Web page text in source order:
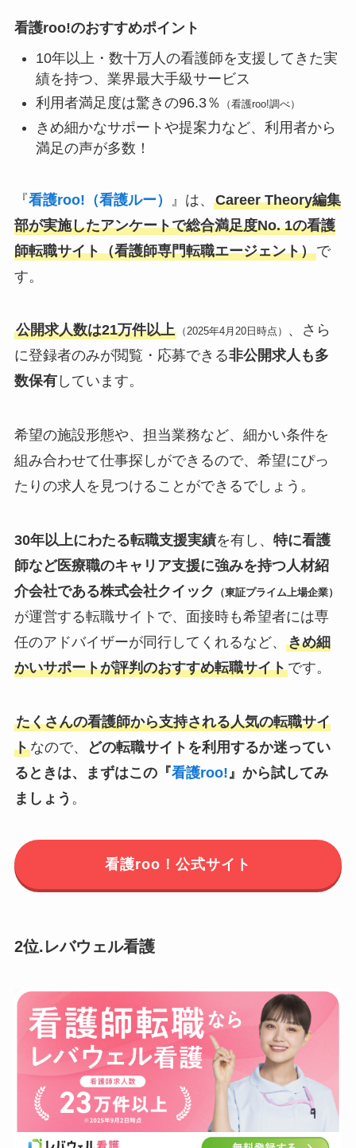
看護roo!のおすすめポイント
10年以上・数十万人の看護師を支援してきた実
績を持つ、業界最大手級サービス
利用者満足度は驚きの96.3％
（看護roo!調べ）
きめ細かなサポートや提案力など、利用者から
満足の声が多数！
『看護roo!（看護ルー） 』は、 Career Theory編集
部が実施したアンケートで総合満足度No. 1の看護
師転職サイト（看護師専門転職エージェント）で
す。
公開求人数は21万件以上（2025年4月20日時点）
、さら
に登録者のみが閲覧・応募できる非公開求人も多
数保有しています。
希望の施設形態や、担当業務など、細かい条件を
組み合わせて仕事探しができるので、希望にぴっ
たりの求人を見つけることができるでしょう。
30年以上にわたる転職支援実績を有し、 特に看護
師など医療職のキャリア支援に強みを持つ人材紹
介会社である株式会社クイック
（東証プライム上場企業）
が運営する転職サイトで、面接時も希望者には専
任のアドバイザーが同行してくれるなど、 きめ細
かいサポートが評判のおすすめ転職サイトです。
たくさんの看護師から支持される人気の転職サイ
トなので、
どの転職サイトを利用するか迷ってい
るときは、まずはこの『看護roo! 』から試してみ
ましょう 。
看護roo！公式サイト
2位.レバウェル看護